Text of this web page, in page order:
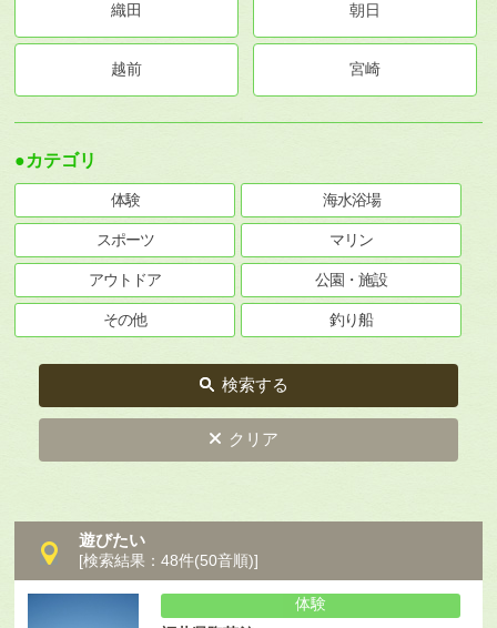
織田 朝日
越前 宮崎
●カテゴリ
体験 海水浴場
スポーツ マリン
アウトドア 公園・施設
その他 釣り船
検索する
クリア
遊びたい
[検索結果：48件(50音順)]
体験